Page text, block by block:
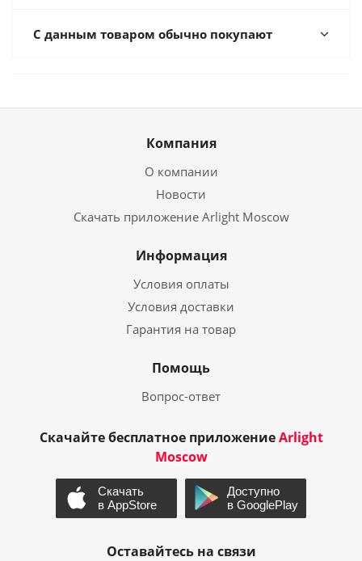
С данным товаром обычно покупают
Компания
О компании
Новости
Скачать приложение Arlight Moscow
Информация
Условия оплаты
Условия доставки
Гарантия на товар
Помощь
Вопрос-ответ
Скачайте бесплатное приложениеArlight
Moscow
Оставайтесь на связи